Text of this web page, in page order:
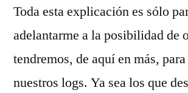
Toda esta explicación es sólo
adelantarme a la posibilidad de
tendremos, de aquí en más,
nuestros logs. Ya sea los que